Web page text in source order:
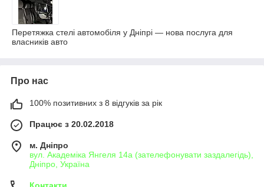
Перетяжка стелі автомобіля у Дніпрі — нова послуга для
власників авто
Про нас
100% позитивних з 8 відгуків за рік
Працює з 20.02.2018
м. Дніпро
вул. Академіка Янгеля 14а (зателефонувати заздалегідь),
Дніпро, Україна